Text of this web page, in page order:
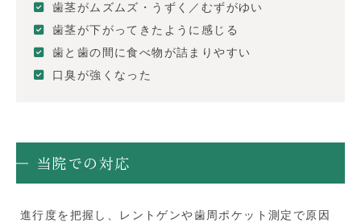
歯茎がムズムズ・うずく／むずがゆい
歯茎が下がってきたように感じる
歯と歯の間に食べ物が詰まりやすい
口臭が強くなった
当院での対応
進行度を把握し、レントゲンや歯周ポケット測定で原因